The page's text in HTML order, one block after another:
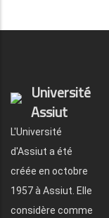
Université
Assiut
L'Université
d'Assiut a été
créée en octobre
1957 à Assiut. Elle
considère comme